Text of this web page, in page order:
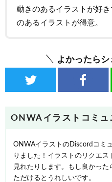
動きのあるイラストが好
のあるイラストが得意。
よかったらシ
ONWAイラストコミュ
ONWAイラストのDiscordコミ
りました！イラストのリクエ
見れたりします。もし良かっ
ただけるとうれしいです。